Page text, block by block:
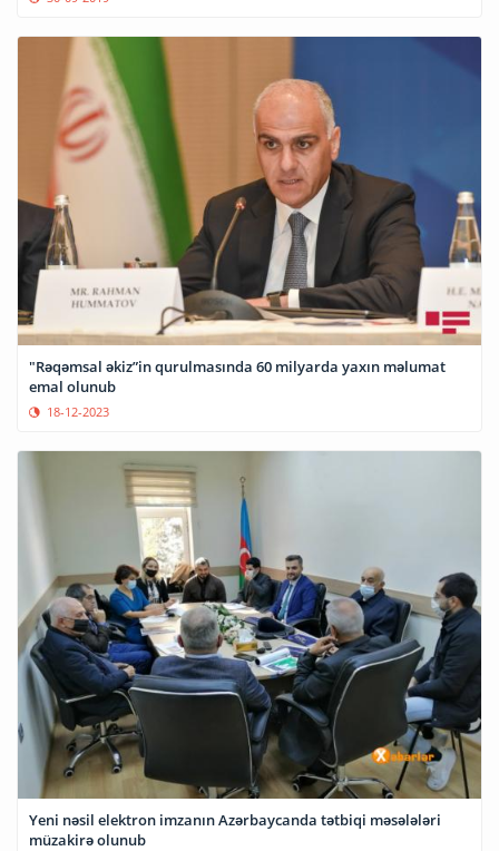
"Rəqəmsal əkiz”in qurulmasında 60 milyarda yaxın məlumat
emal olunub
18-12-2023
Yeni nəsil elektron imzanın Azərbaycanda tətbiqi məsələləri
müzakirə olunub